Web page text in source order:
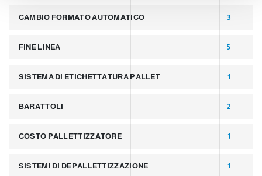
CAMBIO FORMATO AUTOMATICO 3
FINE LINEA 5
SISTEMA DI ETICHETTATURA PALLET 1
BARATTOLI 2
COSTO PALLETTIZZATORE 1
SISTEMI DI DEPALLETTIZZAZIONE 1